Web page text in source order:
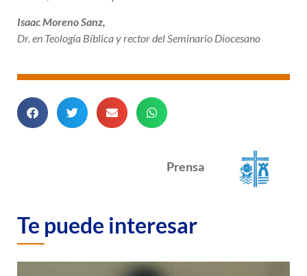
Isaac Moreno Sanz,
Dr. en Teología Bíblica y rector del Seminario Diocesano
Prensa
Te puede interesar